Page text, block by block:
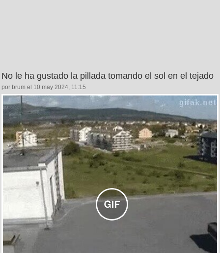
No le ha gustado la pillada tomando el sol en el tejado
por brum el 10 may 2024, 11:15